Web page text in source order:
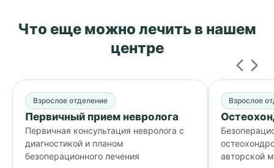
Что еще можно лечить в нашем
центре
Взрослое отделение
Первичный прием невролога
Первичная консультация невролога с
диагностикой и планом
безоперационного лечения
Взрослое
авторской